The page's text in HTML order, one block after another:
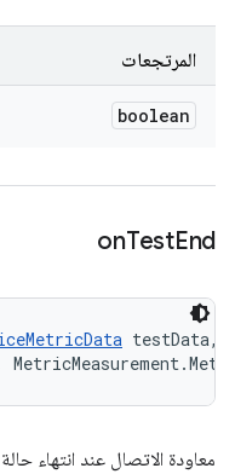
المرتجعات
boolean
onTestEnd
testData,
معاودة الاتصال عند انتهاء